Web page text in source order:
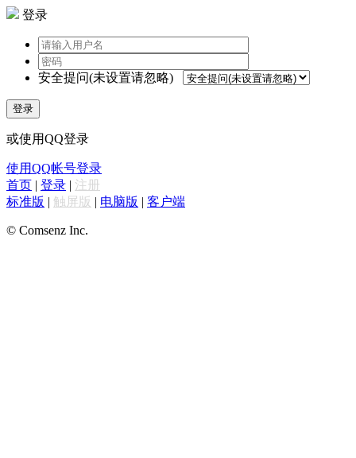
登录
安全提问(未设置请忽略)
登录
或使用QQ登录
使用QQ帐号登录
首页 | 登录 | 注册
标准版 | 触屏版 | 电脑版 | 客户端
© Comsenz Inc.